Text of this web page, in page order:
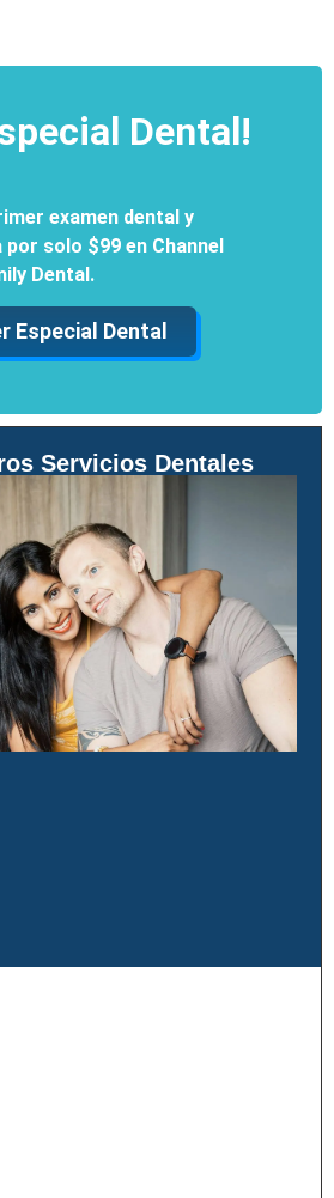
Dental!
examen dental y
solo $99 en Channel
Dental.
Especial Dental
Servicios Dentales